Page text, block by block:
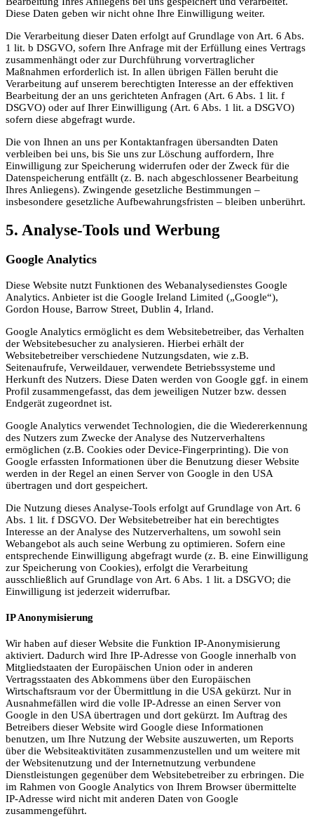
Diese Daten geben wir nicht ohne Ihre Einwilligung weiter.
Die Verarbeitung dieser Daten erfolgt auf Grundlage von Art. 6 Abs.
1 lit. b DSGVO, sofern Ihre Anfrage mit der Erfüllung eines Vertrags
zusammenhängt oder zur Durchführung vorvertraglicher
Maßnahmen erforderlich ist. In allen übrigen Fällen beruht die
Verarbeitung auf unserem berechtigten Interesse an der effektiven
Bearbeitung der an uns gerichteten Anfragen (Art. 6 Abs. 1 lit. f
DSGVO) oder auf Ihrer Einwilligung (Art. 6 Abs. 1 lit. a DSGVO)
sofern diese abgefragt wurde.
Die von Ihnen an uns per Kontaktanfragen übersandten Daten
verbleiben bei uns, bis Sie uns zur Löschung auffordern, Ihre
Einwilligung zur Speicherung widerrufen oder der Zweck für die
Datenspeicherung entfällt (z. B. nach abgeschlossener Bearbeitung
Ihres Anliegens). Zwingende gesetzliche Bestimmungen –
insbesondere gesetzliche Aufbewahrungsfristen – bleiben unberührt.
5. Analyse-Tools und Werbung
Google Analytics
Diese Website nutzt Funktionen des Webanalysedienstes Google
Analytics. Anbieter ist die Google Ireland Limited („Google“),
Gordon House, Barrow Street, Dublin 4, Irland.
Google Analytics ermöglicht es dem Websitebetreiber, das Verhalten
der Websitebesucher zu analysieren. Hierbei erhält der
Websitebetreiber verschiedene Nutzungsdaten, wie z.B.
Seitenaufrufe, Verweildauer, verwendete Betriebssysteme und
Herkunft des Nutzers. Diese Daten werden von Google ggf. in einem
Profil zusammengefasst, das dem jeweiligen Nutzer bzw. dessen
Endgerät zugeordnet ist.
Google Analytics verwendet Technologien, die die Wiedererkennung
des Nutzers zum Zwecke der Analyse des Nutzerverhaltens
ermöglichen (z.B. Cookies oder Device-Fingerprinting). Die von
Google erfassten Informationen über die Benutzung dieser Website
werden in der Regel an einen Server von Google in den USA
übertragen und dort gespeichert.
Die Nutzung dieses Analyse-Tools erfolgt auf Grundlage von Art. 6
Abs. 1 lit. f DSGVO. Der Websitebetreiber hat ein berechtigtes
Interesse an der Analyse des Nutzerverhaltens, um sowohl sein
Webangebot als auch seine Werbung zu optimieren. Sofern eine
entsprechende Einwilligung abgefragt wurde (z. B. eine Einwilligung
zur Speicherung von Cookies), erfolgt die Verarbeitung
ausschließlich auf Grundlage von Art. 6 Abs. 1 lit. a DSGVO; die
Einwilligung ist jederzeit widerrufbar.
IP Anonymisierung
Wir haben auf dieser Website die Funktion IP-Anonymisierung
aktiviert. Dadurch wird Ihre IP-Adresse von Google innerhalb von
Mitgliedstaaten der Europäischen Union oder in anderen
Vertragsstaaten des Abkommens über den Europäischen
Wirtschaftsraum vor der Übermittlung in die USA gekürzt. Nur in
Ausnahmefällen wird die volle IP-Adresse an einen Server von
Google in den USA übertragen und dort gekürzt. Im Auftrag des
Betreibers dieser Website wird Google diese Informationen
benutzen, um Ihre Nutzung der Website auszuwerten, um Reports
über die Websiteaktivitäten zusammenzustellen und um weitere mit
der Websitenutzung und der Internetnutzung verbundene
Dienstleistungen gegenüber dem Websitebetreiber zu erbringen. Die
im Rahmen von Google Analytics von Ihrem Browser übermittelte
IP-Adresse wird nicht mit anderen Daten von Google
zusammengeführt.